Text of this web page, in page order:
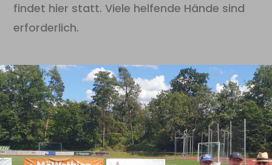
findet hier statt. Viele helfende Hände sind
erforderlich.